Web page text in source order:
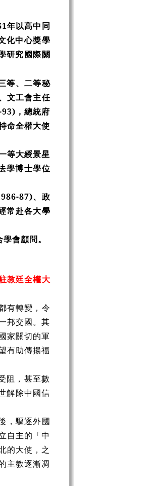
年以高中同
化中心獎學
研究國際關
等、二等秘
文工會主任
，總統府
命全權大使
等大綬景星
學博士學位
87)、政
常赴各大學
會顧問。
教廷全權大
有轉變，令
邦交國。其
家關切的軍
有助傳揚福
阻，甚至數
解除中國信
，驅逐外國
自主的「中
的大使，之
主教逐漸凋